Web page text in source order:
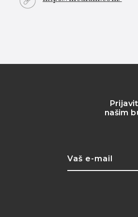
našim